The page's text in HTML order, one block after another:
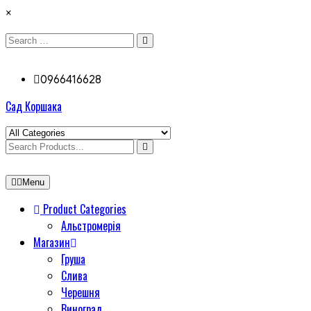
×
0966416628
Сад Коршака
Menu
Product Categories
Альстромерія
Магазин
Груша
Слива
Черешня